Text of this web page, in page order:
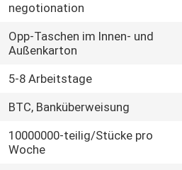
negotionation
Opp-Taschen im Innen- und
Außenkarton
5-8 Arbeitstage
BTC, Banküberweisung
10000000-teilig/Stücke pro
Woche